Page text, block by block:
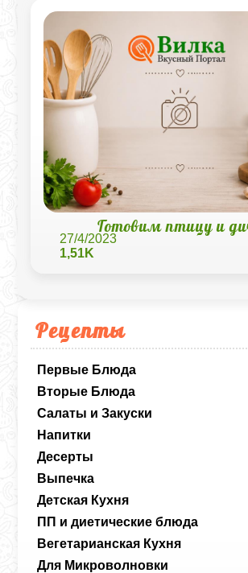
Рецепты
Первые Блюда
Вторые Блюда
Салаты и Закуски
Напитки
Десерты
Выпечка
Детская Кухня
ПП и диетические блюда
Вегетарианская Кухня
Для Микроволновки
Готовим птицу и
27/4/2023
1,51K